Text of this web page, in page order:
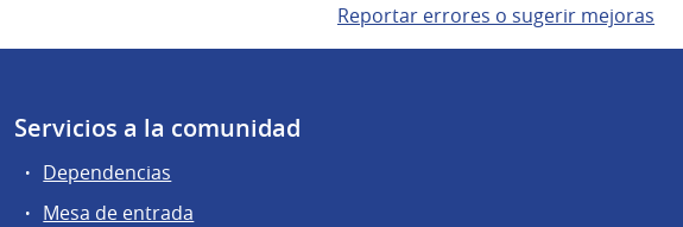
Reportar errores o sugerir mejoras
Servicios a la comunidad
Dependencias
Mesa de entrada